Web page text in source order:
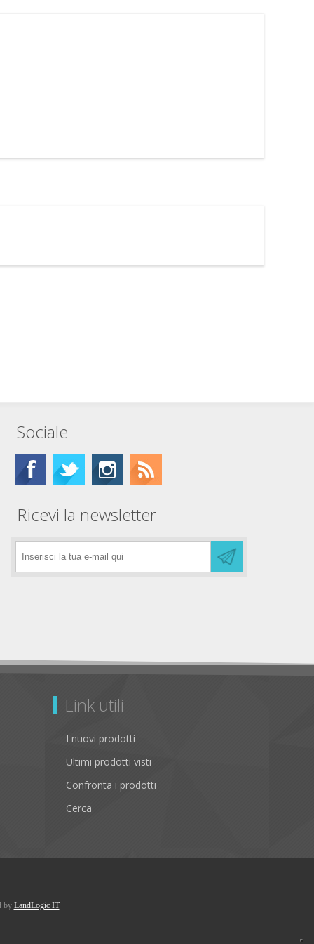
Sociale
Ricevi la newsletter
Link utili
I nuovi prodotti
Ultimi prodotti visti
Confronta i prodotti
Cerca
by LandLogic IT